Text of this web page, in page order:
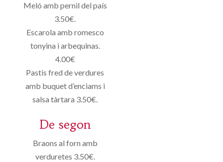
Meló amb pernil del país
3.50€.
Escarola amb romesco
tonyina i arbequinas.
4.00€
Pastis fred de verdures
amb buquet d’enciams i
salsa tàrtara 3.50€.
De segon
Braons al forn amb
verduretes 3.50€.